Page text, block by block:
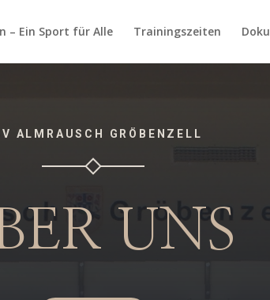
– Ein Sport für Alle Trainingszeiten
ALMRAUSCH GRÖBENZELL
UNS